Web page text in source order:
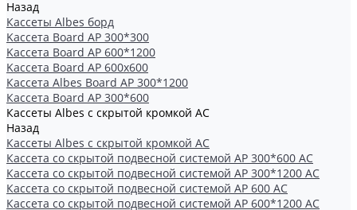
Назад
Кассеты Albes борд
Kассета Board AP 300*300
Kассета Board AP 600*1200
Kассета Board AP 600x600
Кассетa Albes Board AP 300*1200
Кассета Board AP 300*600
Кассеты Albes с скрытой кромкой AC
Назад
Кассеты Albes с скрытой кромкой AC
Кассетa со скрытой подвесной системой АР 300*600 AC
Кассета со скрытой подвесной системой АР 300*1200 AC
Кассета со скрытой подвесной системой АР 600 AC
Кассета со скрытой подвесной системой АР 600*1200 AC